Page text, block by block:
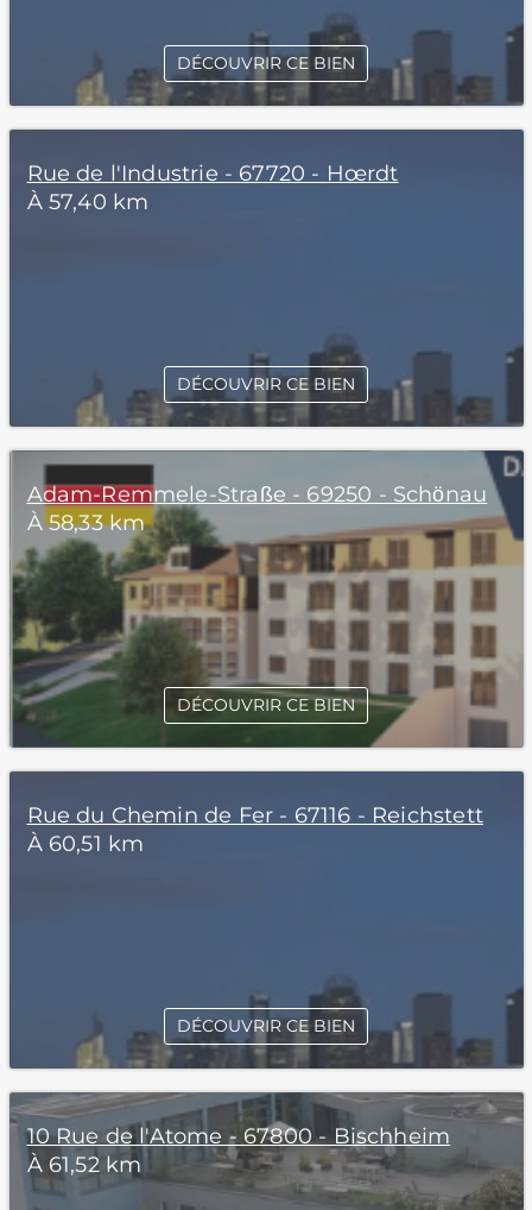
DÉCOUVRIR CE BIEN
Rue de l'Industrie - 67720 - Hœrdt
À 57,40 km
DÉCOUVRIR CE BIEN
Adam-Remmele-Straße - 69250 - Schönau
À 58,33 km
DÉCOUVRIR CE BIEN
Rue du Chemin de Fer - 67116 - Reichstett
À 60,51 km
DÉCOUVRIR CE BIEN
10 Rue de l'Atome - 67800 - Bischheim
À 61,52 km